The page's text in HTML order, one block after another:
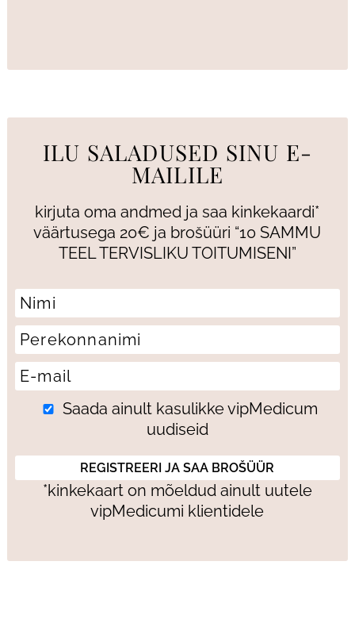
ILU SALADUSED SINU E-
MAILILE
kirjuta oma andmed ja saa kinkekaardi*
väärtusega 20€ ja brošüüri “10 SAMMU
TEEL TERVISLIKU TOITUMISENI”
Saada ainult kasulikke vipMedicum
uudiseid
*kinkekaart on mõeldud ainult uutele
vipMedicumi klientidele